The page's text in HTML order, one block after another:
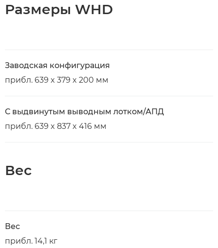
Размеры WHD
Заводская конфигурация
прибл. 639 x 379 x 200 мм
С выдвинутым выводным лотком/АПД
прибл. 639 x 837 x 416 мм
Вес
Вес
прибл. 14,1 кг